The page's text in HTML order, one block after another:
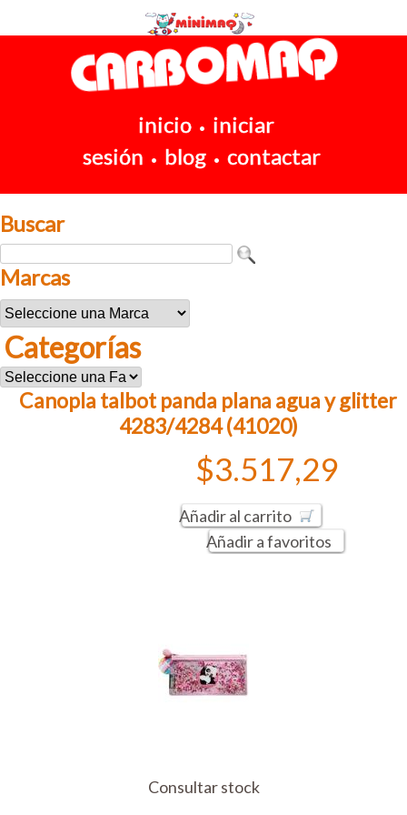
inicio • iniciar
sesión • blog • contactar
Buscar
Marcas
Categorías
Canopla talbot panda plana agua y glitter
4283/4284 (41020)
$3.517,29
Añadir al carrito
Añadir a favoritos
Consultar stock